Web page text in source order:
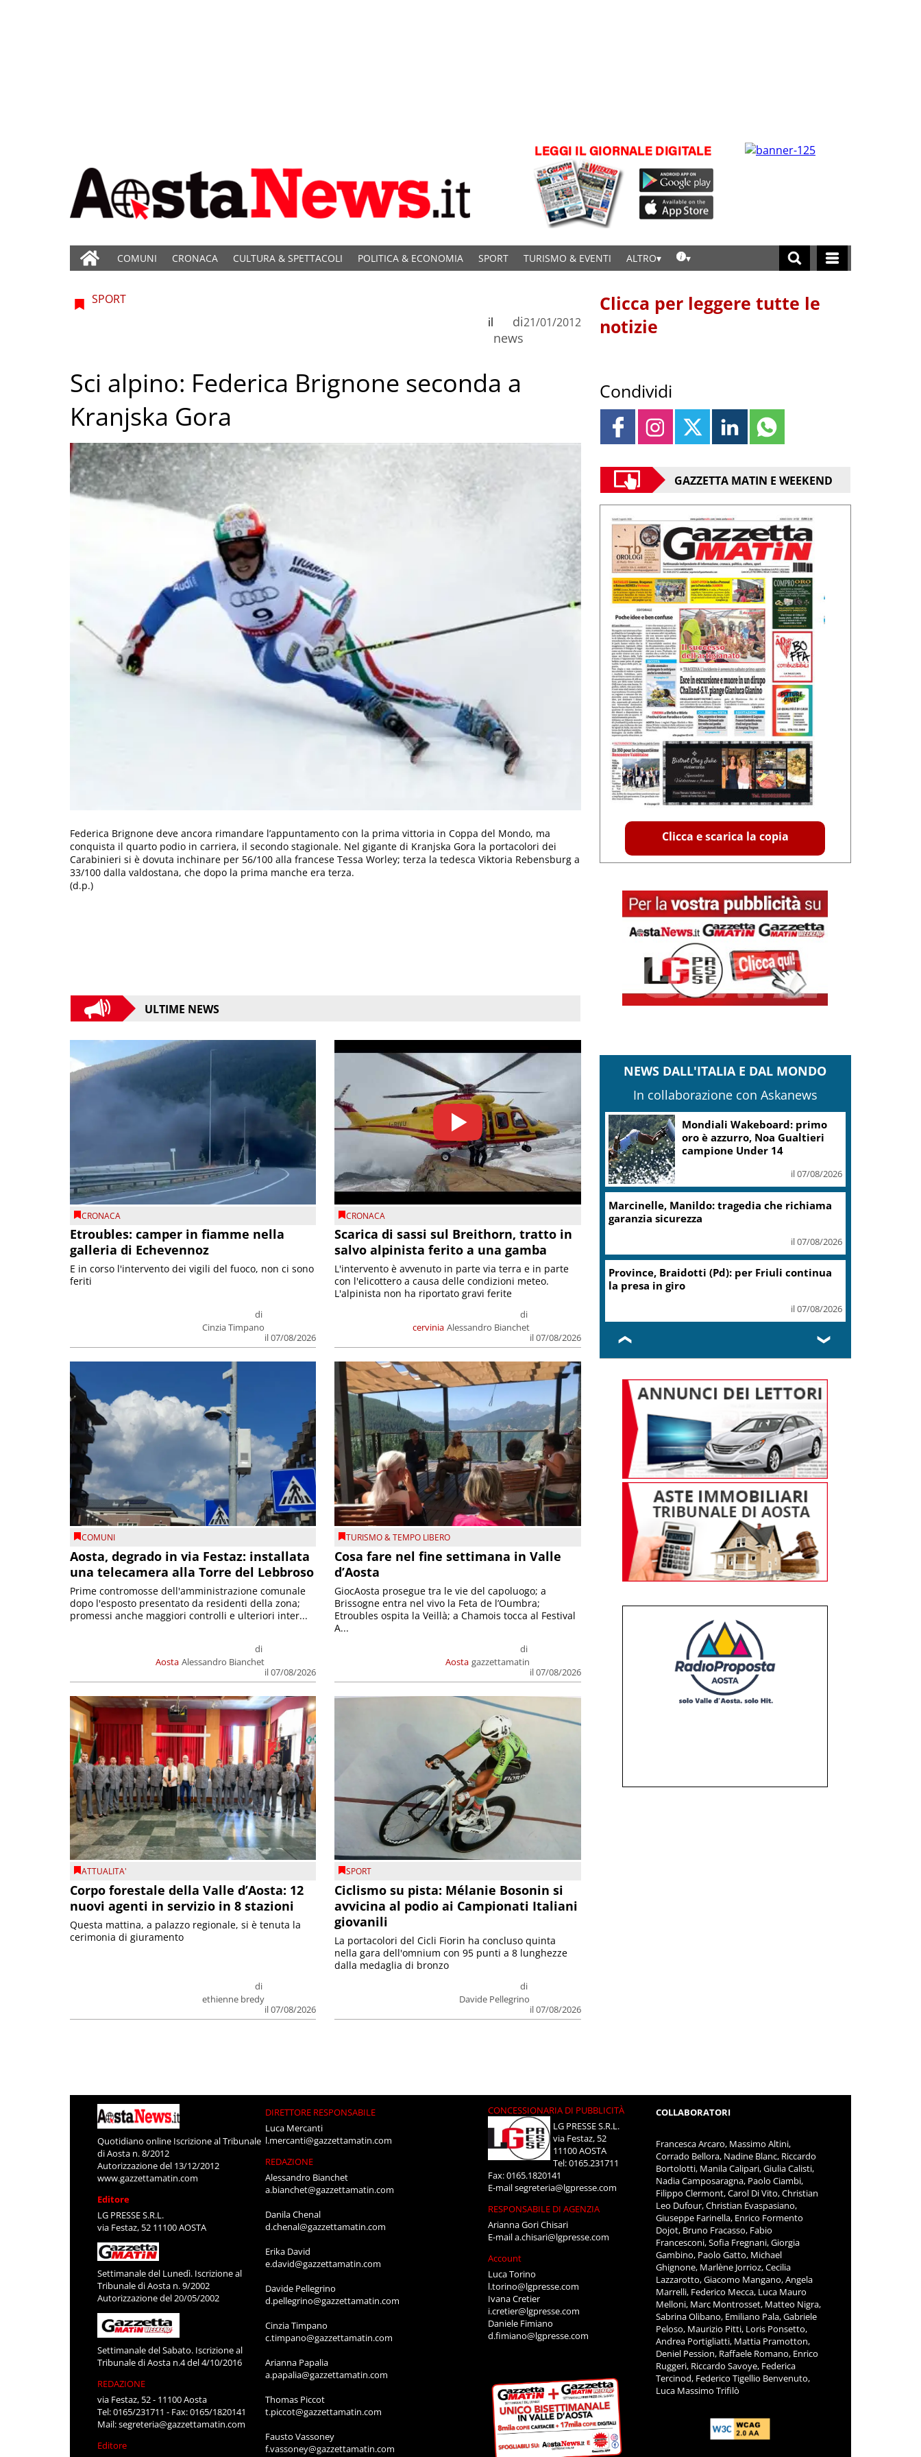
COMUNI CRONACA CULTURA & SPETTACOLI POLITICA & ECONOMIA SPORT TURISMO & EVENTI ALTRO
SPORT
di
news
il 21/01/2012
Sci alpino: Federica Brignone seconda a
Kranjska Gora
Federica Brignone deve ancora rimandare l’appuntamento con la prima vittoria in Coppa del Mondo, ma
conquista il quarto podio in carriera, il secondo stagionale. Nel gigante di Kranjska Gora la portacolori dei
Carabinieri si è dovuta inchinare per 56/100 alla francese Tessa Worley; terza la tedesca Viktoria Rebensburg a
33/100 dalla valdostana, che dopo la prima manche era terza.
(d.p.)
ULTIME NEWS
CRONACA
Etroubles: camper in fiamme nella
galleria di Echevennoz
di
Cinzia Timpano
il 07/08/2026
E in corso l'intervento dei vigili del fuoco, non ci sono
feriti
CRONACA
Scarica di sassi sul Breithorn, tratto in
salvo alpinista ferito a una gamba
cervinia
di
Alessandro Bianchet
il 07/08/2026
L'intervento è avvenuto in parte via terra e in parte
con l'elicottero a causa delle condizioni meteo.
L'alpinista non ha riportato gravi ferite
COMUNI
Aosta, degrado in via Festaz: installata
una telecamera alla Torre del Lebbroso
Aosta
di
Alessandro Bianchet
il 07/08/2026
Prime contromosse dell'amministrazione comunale
dopo l'esposto presentato da residenti della zona;
promessi anche maggiori controlli e ulteriori inter...
TURISMO & TEMPO LIBERO
Cosa fare nel fine settimana in Valle
d’Aosta
Aosta
di
gazzettamatin
il 07/08/2026
GiocAosta prosegue tra le vie del capoluogo; a
Brissogne entra nel vivo la Feta de l’Oumbra;
Etroubles ospita la Veillà; a Chamois tocca al Festival
A...
ATTUALITA'
Corpo forestale della Valle d’Aosta: 12
nuovi agenti in servizio in 8 stazioni
di
ethienne bredy
il 07/08/2026
Questa mattina, a palazzo regionale, si è tenuta la
cerimonia di giuramento
SPORT
Ciclismo su pista: Mélanie Bosonin si
avvicina al podio ai Campionati Italiani
giovanili
di
Davide Pellegrino
il 07/08/2026
La portacolori del Cicli Fiorin ha concluso quinta
nella gara dell'omnium con 95 punti a 8 lunghezze
dalla medaglia di bronzo
Clicca per leggere tutte le
notizie
Condividi
GAZZETTA MATIN E WEEKEND
Clicca e scarica la copia
NEWS DALL'ITALIA E DAL MONDO
In collaborazione con Askanews
R.Fvg, Lenarduzzi (Pd): svolta immediata
contro declino
Acciaierie Valbruna, Bitonci: trovato punto
di equilibrio
Coin, accordo con sindacati su
piano risanamento e rilancio
il 07/08/2026
❮ ❯
Quotidiano online Iscrizione al Tribunale
di Aosta n. 8/2012
Autorizzazione del 13/12/2012
www.gazzettamatin.com
Editore
LG PRESSE S.R.L.
via Festaz, 52 11100 AOSTA
Settimanale del Lunedì. Iscrizione al
Tribunale di Aosta n. 9/2002
Autorizzazione del 20/05/2002
Settimanale del Sabato. Iscrizione al
Tribunale di Aosta n.4 del 4/10/2016
REDAZIONE
via Festaz, 52 - 11100 Aosta
Tel: 0165/231711 - Fax: 0165/1820141
Mail:segreteria@gazzettamatin.com
Editore
DIRETTORE RESPONSABILE
Luca Mercanti
l.mercanti@gazzettamatin.com
REDAZIONE
Alessandro Bianchet
a.bianchet@gazzettamatin.com
Danila Chenal
d.chenal@gazzettamatin.com
Erika David
e.david@gazzettamatin.com
Davide Pellegrino
d.pellegrino@gazzettamatin.com
Cinzia Timpano
c.timpano@gazzettamatin.com
Arianna Papalia
a.papalia@gazzettamatin.com
Thomas Piccot
t.piccot@gazzettamatin.com
Fausto Vassoney
f.vassoney@gazzettamatin.com
CONCESSIONARIA DI PUBBLICITÀ
LG PRESSE S.R.L.
via Festaz, 52
11100 AOSTA
Tel: 0165.231711
Fax: 0165.1820141
E-mailsegreteria@lgpresse.com
RESPONSABILE DI AGENZIA
Arianna Gori Chisari
E-maila.chisari@lgpresse.com
Account
Luca Torino
l.torino@lgpresse.com
Ivana Cretier
i.cretier@lgpresse.com
Daniele Fimiano
d.fimiano@lgpresse.com
COLLABORATORI
Francesca Arcaro, Massimo Altini,
Corrado Bellora, Nadine Blanc, Riccardo
Bortolotti, Manila Calipari, Giulia Calisti,
Nadia Camposaragna, Paolo Ciambi,
Filippo Clermont, Carol Di Vito, Christian
Leo Dufour, Christian Evaspasiano,
Giuseppe Farinella, Enrico Formento
Dojot, Bruno Fracasso, Fabio
Francesconi, Sofia Fregnani, Giorgia
Gambino, Paolo Gatto, Michael
Ghignone, Marlène Jorrioz, Cecilia
Lazzarotto, Giacomo Mangano, Angela
Marrelli, Federico Mecca, Luca Mauro
Melloni, Marc Montrosset, Matteo Nigra,
Sabrina Olibano, Emiliano Pala, Gabriele
Peloso, Maurizio Pitti, Loris Ponsetto,
Andrea Portigliatti, Mattia Pramotton,
Deniel Pession, Raffaele Romano, Enrico
Ruggeri, Riccardo Savoye, Federica
Tercinod, Federico Tigellio Benvenuto,
Luca Massimo Trifilò